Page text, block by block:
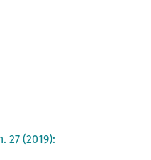
27 (2019):